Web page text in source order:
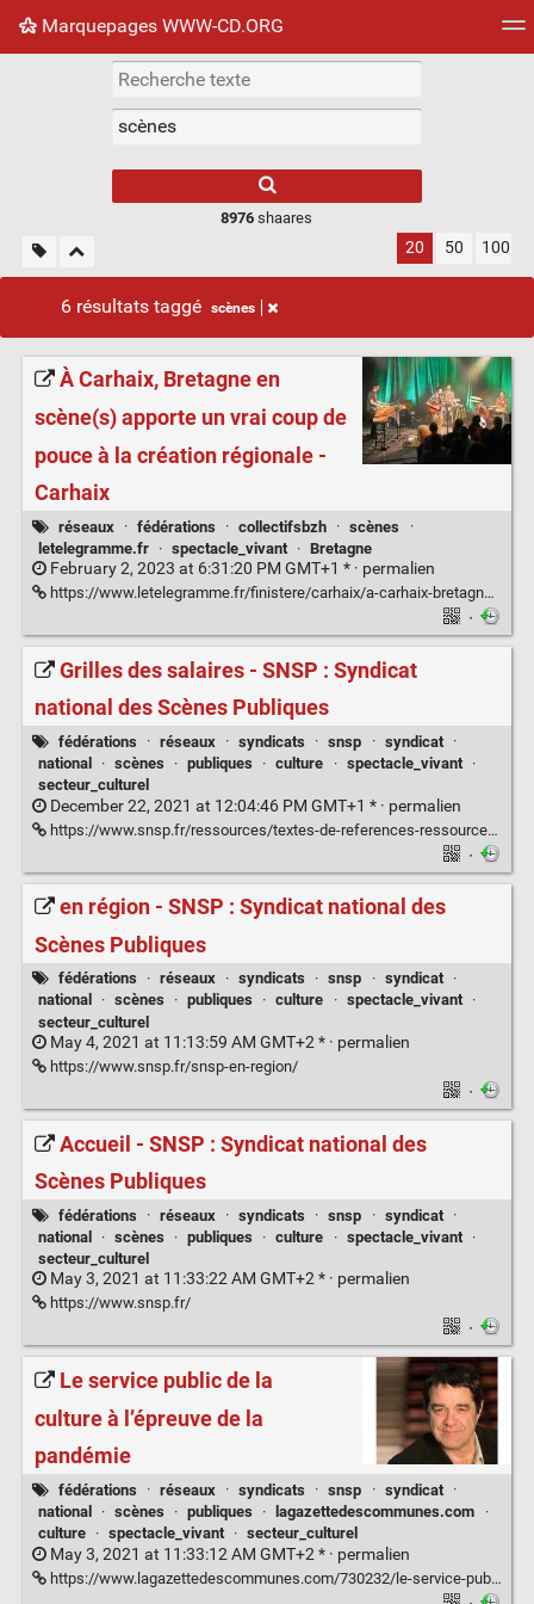
Marquepages WWW-CD.ORG
Nuage de tags Mur d'images
8976 shaares
20 50 100
6 résultats taggé scènes
À Carhaix, Bretagne en
scène(s) apporte un vrai coup de
pouce à la création régionale -
Carhaix
réseaux · fédérations · collectifsbzh · scènes
·
letelegramme.fr
· spectacle_vivant · Bretagne
February 2, 2023 at 6:31:20 PM GMT+1 * · permalien
https://www.letelegramme.fr/finistere/carhaix/a-carhaix-bretagne-en-scene-s-apporte-un-vrai-coup-de-pouce-a-la-creation-regionale-02-02-2023-13271551.php
·
Grilles des salaires - SNSP : Syndicat
national des Scènes Publiques
fédérations · réseaux · syndicats · snsp · syndicat
·
national
· scènes · publiques · culture · spectacle_vivant
·
secteur_culturel
December 22, 2021 at 12:04:46 PM GMT+1 * · permalien
https://www.snsp.fr/ressources/textes-de-references-ressources/convention-collective-textes-de-references-ressources/grilles-des-salaires-2021/
·
en région - SNSP : Syndicat national des
Scènes Publiques
fédérations · réseaux · syndicats · snsp · syndicat
·
national
· scènes · publiques · culture · spectacle_vivant
·
secteur_culturel
May 4, 2021 at 11:13:59 AM GMT+2 * · permalien
https://www.snsp.fr/snsp-en-region/
·
Accueil - SNSP : Syndicat national des
Scènes Publiques
fédérations · réseaux · syndicats · snsp · syndicat
·
national
· scènes · publiques · culture · spectacle_vivant
·
secteur_culturel
May 3, 2021 at 11:33:22 AM GMT+2 * · permalien
https://www.snsp.fr/
·
Le service public de la
culture à l’épreuve de la
pandémie
fédérations · réseaux · syndicats · snsp · syndicat
·
national
· scènes · publiques · lagazettedescommunes.com
·
culture
· spectacle_vivant · secteur_culturel
May 3, 2021 at 11:33:12 AM GMT+2 * · permalien
https://www.lagazettedescommunes.com/730232/le-service-public-de-la-culture-a-lepreuve-de-la-pandemie/